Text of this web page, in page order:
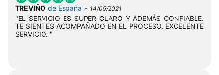
TREVIÑO de España - 14/09/2021
"EL SERVICIO ES SUPER CLARO Y ADEMÁS CONFIABLE.
TE SIENTES ACOMPAÑADO EN EL PROCESO. EXCELENTE
SERVICIO. "